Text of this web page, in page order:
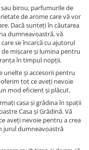
birou, parfumurile de
de arome care vă vor
Dacă sunteți în căutarea
dumneavoastră, vă
se încarcă cu ajutorul
mișcare și lumina pentru
în timpul nopții.
unelte și accesorii pentru
tot ce aveți nevoie
mod eficient și plăcut.
casa și grădina în spații
Casa și Grădină. Vă
aveți nevoie pentru a crea
jurul dumneavoastră